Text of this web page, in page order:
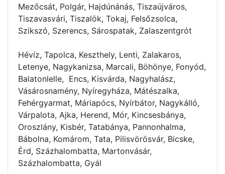
Mezőcsát, Polgár, Hajdúnánás, Tiszaújváros,
Tiszavasvári, Tiszalök, Tokaj, Felsőzsolca,
Szikszó, Szerencs, Sárospatak, Zalaszentgrót
Hévíz, Tapolca, Keszthely, Lenti, Zalakaros,
Letenye, Nagykanizsa, Marcali, Böhönye, Fonyód,
Balatonlelle, Encs, Kisvárda, Nagyhalász,
Vásárosnamény, Nyíregyháza, Mátészalka,
Fehérgyarmat, Máriapócs, Nyírbátor, Nagykálló,
Várpalota, Ajka, Herend, Mór, Kincsesbánya,
Oroszlány, Kisbér, Tatabánya, Pannonhalma,
Bábolna, Komárom, Tata, Pilisvörösvár, Bicske,
Érd, Százhalombatta, Martonvásár,
Százhalombatta, Gyál